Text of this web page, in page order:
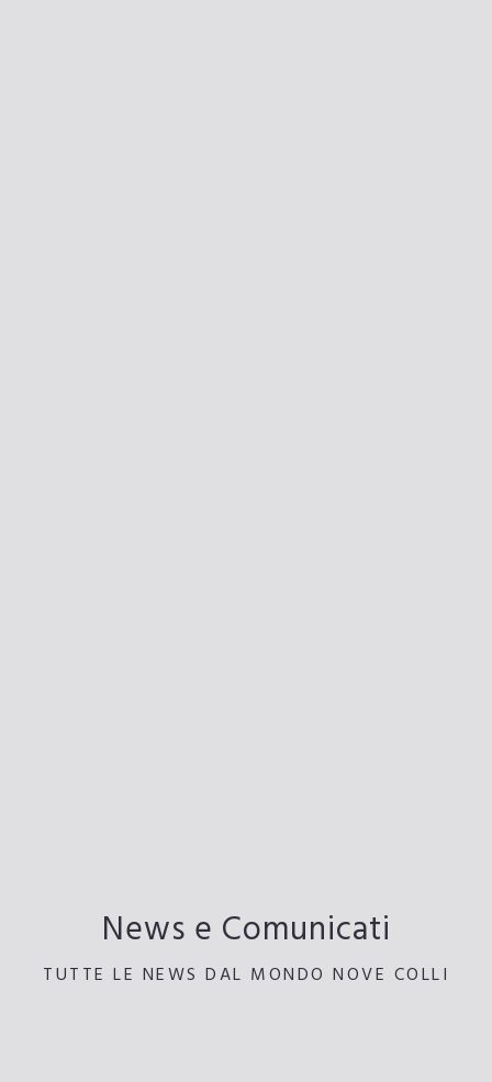
News e Comunicati
TUTTE LE NEWS DAL MONDO NOVE COLLI